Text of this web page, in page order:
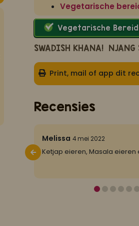
Vegetarische
Vegetarische
SWADISH KHANA! NJANG
Print, mail of app dit
Recensies
Melissa 4 mei 2022
Ketjap eieren, Masala